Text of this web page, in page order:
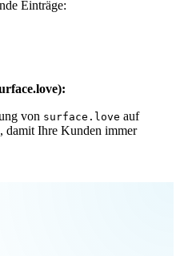
Einträge:
von surface.love auf
damit Ihre Kunden immer